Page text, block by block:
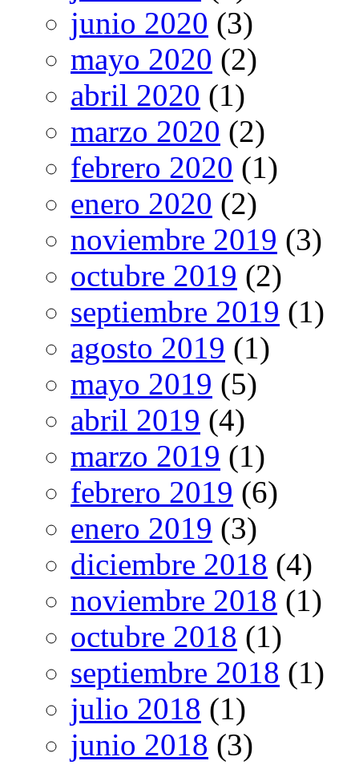
junio 2020 (3)
mayo 2020 (2)
abril 2020 (1)
marzo 2020 (2)
febrero 2020 (1)
enero 2020 (2)
noviembre 2019 (3)
octubre 2019 (2)
septiembre 2019 (1)
agosto 2019 (1)
mayo 2019 (5)
abril 2019 (4)
marzo 2019 (1)
febrero 2019 (6)
enero 2019 (3)
diciembre 2018 (4)
noviembre 2018 (1)
octubre 2018 (1)
septiembre 2018 (1)
julio 2018 (1)
junio 2018 (3)